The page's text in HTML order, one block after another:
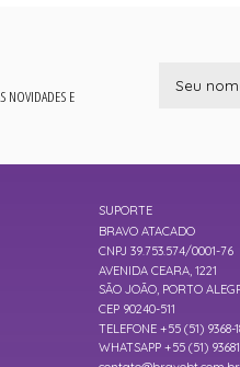
NOVIDADES E
SUPORTE
BRAVO ATACADO
CNPJ 39.753.574/0001-76
AVENIDA CEARA, 1221
SÃO JOÃO, PORTO
CEP 90240-511
TELEFONE +55 (51) 9368-
WHATSAPP +55 (51)